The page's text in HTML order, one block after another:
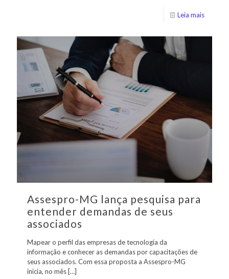
Leia mais
Assespro-MG lança pesquisa para
entender demandas de seus
associados
Mapear o perfil das empresas de tecnologia da
informação e conhecer as demandas por capacitações de
seus associados. Com essa proposta a Assespro-MG
inicia, no mês[…]